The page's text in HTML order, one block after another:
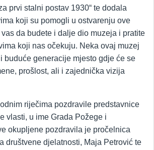
prvi stalni postav 1930“ te dodala
koji su pomogli u ostvarenju ove
da budete i dalje dio muzeja i pratite
koji nas očekuju. Neka ovaj muzej
buduće generacije mjesto gdje će se
prošlost, ali i zajednička vizija
riječima pozdravile predstavnice
vlasti, u ime Grada Požege i
okupljene pozdravila je pročelnica
društvene djelatnosti, Maja Petrović te